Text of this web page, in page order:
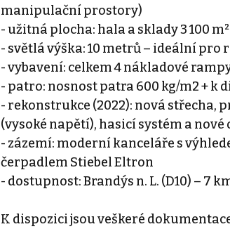
manipulační prostory)
- užitná plocha: hala a sklady 3 100
- světlá výška: 10 metrů – ideální
- vybavení: celkem 4 nákladové
- patro: nosnost patra 600 kg/m2 + k
- rekonstrukce (2022): nová
(vysoké napětí), hasicí systém a nové
- zázemí: moderní kanceláře s
čerpadlem Stiebel Eltron
- dostupnost: Brandýs n. L. (D10) – 7
K dispozici jsou veškeré